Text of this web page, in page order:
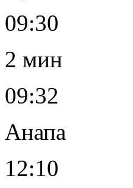
09:30
2 мин
09:32
Анапа
12:10